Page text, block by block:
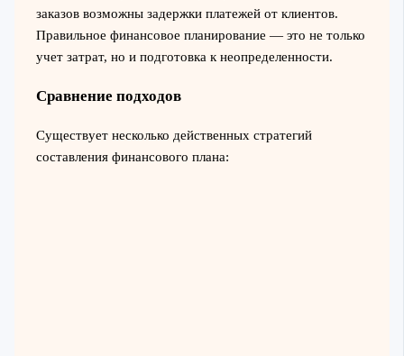
заказов возможны задержки платежей от клиентов.
Правильное финансовое планирование — это не только
учет затрат, но и подготовка к неопределенности.
Сравнение подходов
Существует несколько действенных стратегий
составления финансового плана: